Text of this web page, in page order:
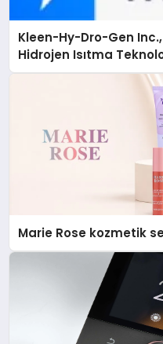
Kleen-Hy-Dro-Gen Inc.,
Hidrojen Isıtma
Düzenleyici Onaylarını
Marie Rose kozmetik